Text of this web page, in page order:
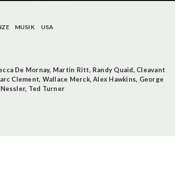
MUSIK
USA
De Mornay, Martin Ritt, Randy Quaid, Cleavant
Clement, Wallace Merck,Alex Hawkins, George
, Ted Turner